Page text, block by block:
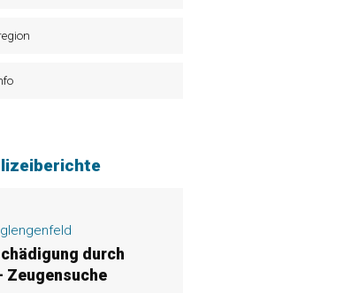
durch
Zeugensuche